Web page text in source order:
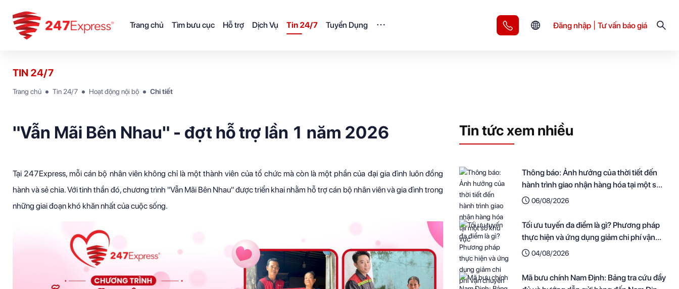
Trang chủ Tìm bưu cục Hỗ trợ Dịch Vụ Tin 24/7 Tuyển Dụng Đăng nhập Tư vấn báo giá
TIN 24/7
Trang chủ Tin 24/7 Hoạt động nội bộ Chi tiết
"Vẫn Mãi Bên Nhau" - đợt hỗ trợ lần 1 năm 2026
Tại 247Express, mỗi cán bộ nhân viên không chỉ là một thành viên của tổ chức mà còn là một phần của đại gia đình luôn đồng
hành và sẻ chia. Với tinh thần đó, chương trình "Vẫn Mãi Bên Nhau" được triển khai nhằm hỗ trợ cán bộ nhân viên và gia đình trong
những giai đoạn khó khăn nhất của cuộc sống.
Tin tức xem nhiều
Thông báo: Ảnh hưởng của thời tiết đến
hành trình giao nhận hàng hóa tại một số
khu vực
06/08/2026
Tối ưu tuyến đa điểm là gì? Phương pháp
thực hiện và ứng dụng giảm chi phí vận
chuyển cho doanh nghiệp
04/08/2026
Mã bưu chính Nam Định: Bảng tra cứu đầy